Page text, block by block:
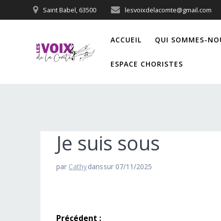
au
Saint Babel, 63500 lesvoixdelacomte@gmail.com
ACCUEIL QUI SOMMES-
ESPACE CHORISTES
Je suis sous
par Cathydanssur 07/11/2025
Navigation
Précédent :